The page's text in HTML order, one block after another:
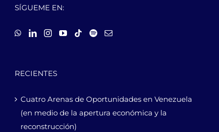
SÍGUEME EN:
RECIENTES
Cuatro Arenas de Oportunidades en Venezuela
(en medio de la apertura económica y la
reconstrucción)